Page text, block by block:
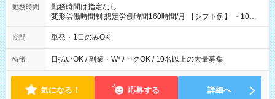
勤務時間
勤務時間は指定なし
変形労働時間制 想定労働時間160時間/月 【シフト例】 ・10：
00～20：00
期間 単発・1日のみOK
特徴 日払いOK / 副業・WワークOK / 10名以上の大量募集
気になる！ 応募する 詳細へ